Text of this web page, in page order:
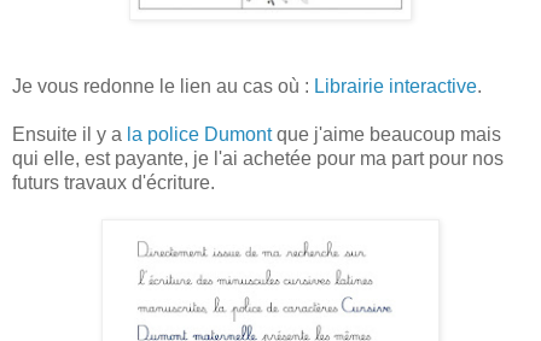
Je vous redonne le lien au cas où : Librairie interactive.
Ensuite il y a la police Dumontque j'aime beaucoup mais
qui elle, est payante, je l'ai achetée pour ma part pour nos
futurs travaux d'écriture.